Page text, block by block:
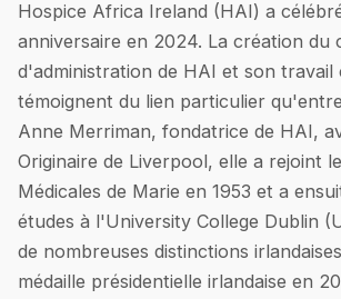
Hospice Africa Ireland (HAI) a
anniversaire en 2024. La création du
d'administration de HAI et son travail
témoignent du lien particulier
Anne Merriman, fondatrice de HAI,
Originaire de Liverpool, elle a rejoint
Médicales de Marie en 1953 et a
études à l'University College Dublin
de nombreuses distinctions
médaille présidentielle irlandaise en